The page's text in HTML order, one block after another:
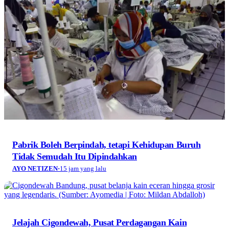
Pabrik Boleh Berpindah, tetapi Kehidupan Buruh
Tidak Semudah Itu Dipindahkan
AYO NETIZEN·15 jam yang lalu
Jelajah Cigondewah, Pusat Perdagangan Kain